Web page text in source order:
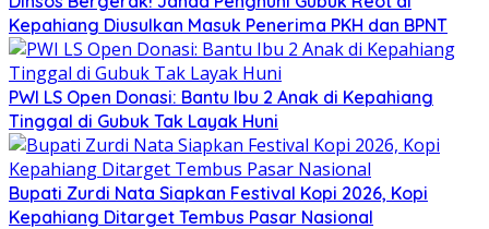
Kepahiang Diusulkan Masuk Penerima PKH dan BPNT
PWI LS Open Donasi: Bantu Ibu 2 Anak di Kepahiang
Tinggal di Gubuk Tak Layak Huni
Bupati Zurdi Nata Siapkan Festival Kopi 2026, Kopi
Kepahiang Ditarget Tembus Pasar Nasional